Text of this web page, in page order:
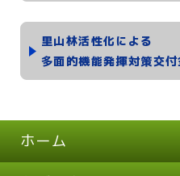
里山林活性化による
多面的機能発揮対策交付
ホーム